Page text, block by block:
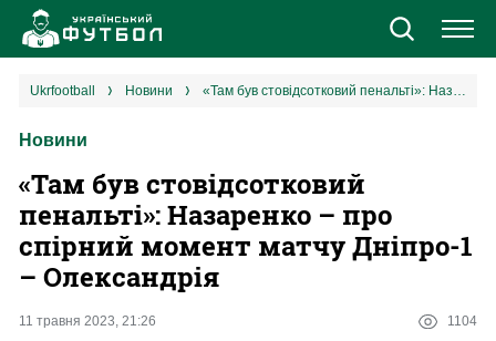
Новини
Єврокубки
УПЛ
ukrfootball новини «Там був стовідсотковий пенальті»: Назаренко – про спірний момент матчу Дніпро-1 – Олександрія
Новини
«Там був стовідсотковий
пенальті»: Назаренко – про
спірний момент матчу Дніпро-1
– Олександрія
11 травня 2023, 21:26 1104